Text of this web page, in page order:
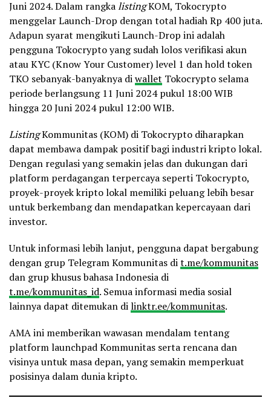
Juni 2024. Dalam rangkalistingKOM, Tokocrypto
menggelar Launch-Drop dengan total hadiah Rp 400 juta.
Adapun syarat mengikuti Launch-Drop ini adalah
pengguna Tokocrypto yang sudah lolos verifikasi akun
atau KYC (Know Your Customer) level 1 dan hold token
TKO sebanyak-banyaknya diwallet Tokocrypto selama
periode berlangsung 11 Juni 2024 pukul 18:00 WIB
hingga 20 Juni 2024 pukul 12:00 WIB.
ListingKommunitas (KOM) di Tokocrypto diharapkan
dapat membawa dampak positif bagi industri kripto lokal.
Dengan regulasi yang semakin jelas dan dukungan dari
platform perdagangan terpercaya seperti Tokocrypto,
proyek-proyek kripto lokal memiliki peluang lebih besar
untuk berkembang dan mendapatkan kepercayaan dari
investor.
Untuk informasi lebih lanjut, pengguna dapat bergabung
dengan grup Telegram Kommunitas dit.me/kommunitas
dan grup khusus bahasa Indonesia di
t.me/kommunitas_id. Semua informasi media sosial
lainnya dapat ditemukan dilinktr.ee/kommunitas.
AMA ini memberikan wawasan mendalam tentang
platform launchpad Kommunitas serta rencana dan
visinya untuk masa depan, yang semakin memperkuat
posisinya dalam dunia kripto.